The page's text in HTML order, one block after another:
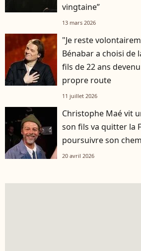
vingtaine”
13 mars 2026
"Je reste
Bénabar a choisi de
fils de 22 ans
propre route
11 juillet 2026
Christophe Maé vit
son fils va quitter la
poursuivre son
20 avril 2026